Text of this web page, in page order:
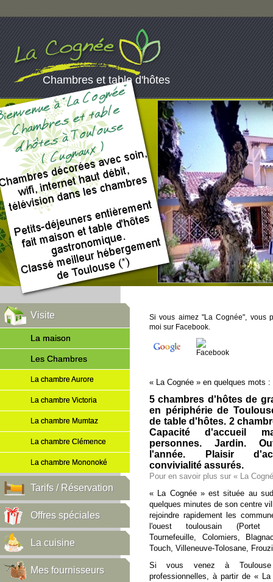
Chambres et table d'hôtes
Visite
La maison
Les Chambres
La chambre Aurore
La chambre Victoria
La chambre Mumtaz
La chambre Clémence
La chambre Mononoké
Tarifs / Réservation
Offres spéciales
La cuisine
Mes fournisseurs
Si vous aimez "La Cognée", vous
moi sur Facebook.
« La Cognée » en quelques mots :
5 chambres d'hôtes de
en périphérie de
de table d'hôtes. 2
Capacité d'accueil
personnes. Jardin.
l'année. Plaisir
convivialité assurés.
Pour en savoir plus sur « La
« La Cognée » est située au
quelques minutes de son centre
rejoindre rapidement les
l'ouest toulousain (Portet
Tournefeuille, Colomiers,
Touch, Villeneuve-Tolosane,
Si vous venez à
professionnelles, à partir de «